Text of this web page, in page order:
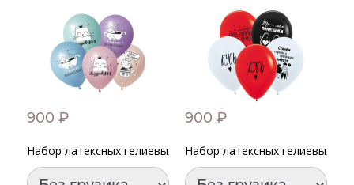
900 ₽
Набор латексных гелиевых шаров "ПоздравМяу" Котики
900 ₽
Набор латексных гелиевых